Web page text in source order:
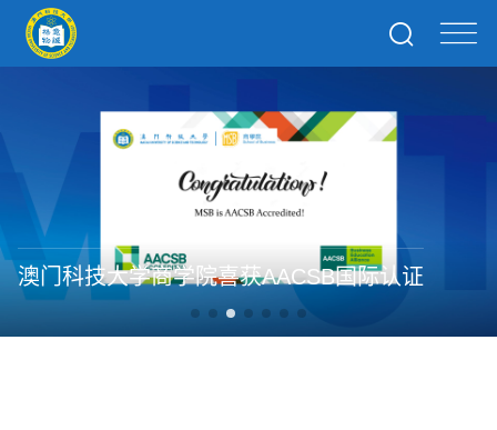
澳门科技大学商学院喜获AACSB国际认证